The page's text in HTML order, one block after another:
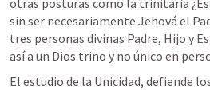
otras posturas como la trinitaria
sin ser necesariamente Jehová el
tres personas divinas Padre, Hijo y
así a un Dios trino y no único en
El estudio de la Unicidad, defiende